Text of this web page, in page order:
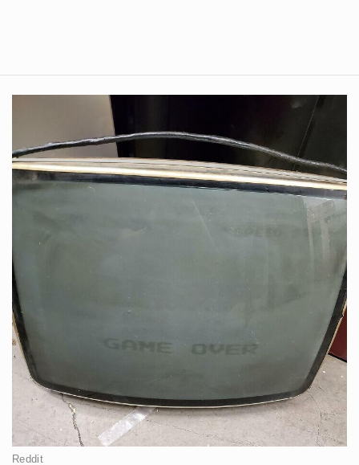
Reddit